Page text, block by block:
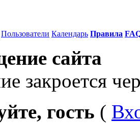
Пользователи Календарь Правила
сайта
закроется
гость (